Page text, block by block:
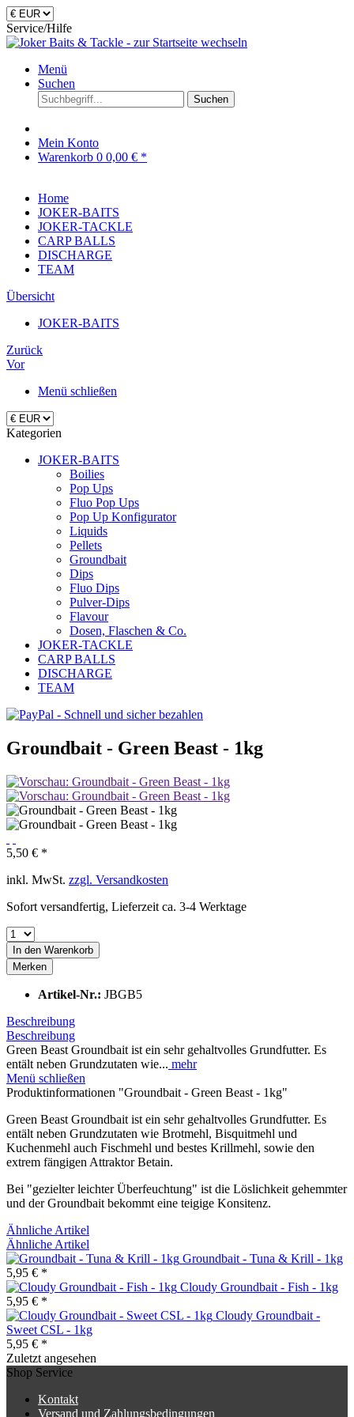
Service/Hilfe
Menü
Suchen
Suchen
Mein Konto
Warenkorb 0 0,00 € *
Home
JOKER-BAITS
JOKER-TACKLE
CARP BALLS
DISCHARGE
TEAM
Übersicht
JOKER-BAITS
Zurück
Vor
Menü schließen
Kategorien
JOKER-BAITS
Boilies
Pop Ups
Fluo Pop Ups
Pop Up Konfigurator
Liquids
Pellets
Groundbait
Dips
Fluo Dips
Pulver-Dips
Flavour
Dosen, Flaschen & Co.
JOKER-TACKLE
CARP BALLS
DISCHARGE
TEAM
Groundbait - Green Beast - 1kg
5,50 € *
inkl. MwSt. zzgl. Versandkosten
Sofort versandfertig, Lieferzeit ca. 3-4 Werktage
In den Warenkorb
Merken
Artikel-Nr.: JBGB5
Beschreibung
Beschreibung
Green Beast Groundbait ist ein sehr gehaltvolles Grundfutter. Es
entält neben Grundzutaten wie... mehr
Menü schließen
Produktinformationen "Groundbait - Green Beast - 1kg"
Green Beast Groundbait ist ein sehr gehaltvolles Grundfutter. Es
entält neben Grundzutaten wie Brotmehl, Bisquitmehl und
Kuchenmehl auch Fischmehl und bestes Krillmehl, sowie den
extrem fängigen Attraktor Betain.
Bei "gezielter leichter Überfeuchtung" ist die Löslichkeit gehemmter
und der Groundbait bekommt eine teigige Konsitenz.
Ähnliche Artikel
Ähnliche Artikel
Groundbait - Tuna & Krill - 1kg
5,95 € *
Cloudy Groundbait - Fish - 1kg
5,95 € *
Cloudy Groundbait -
Sweet CSL - 1kg
5,95 € *
Zuletzt angesehen
Shop Service
Kontakt
Versand und Zahlungsbedingungen